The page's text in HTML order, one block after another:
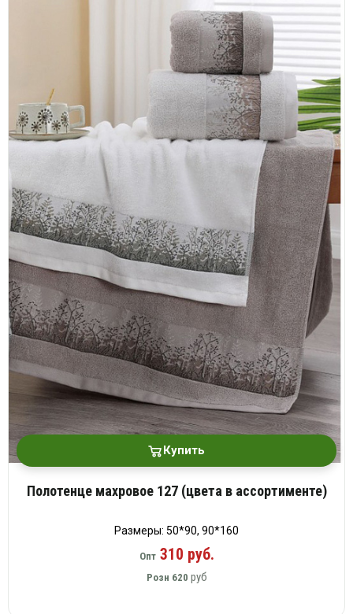
Купить
Полотенце махровое 127 (цвета в ассортименте)
Размеры: 50*90, 90*160
Опт310 руб.
Розн 620 руб